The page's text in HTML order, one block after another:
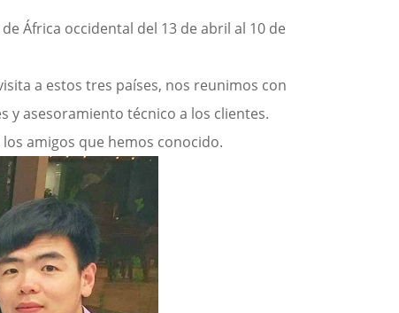
África occidental del 13 de abril al 10 de
a estos tres países, nos reunimos con
y asesoramiento técnico a los clientes.
amigos que hemos conocido.